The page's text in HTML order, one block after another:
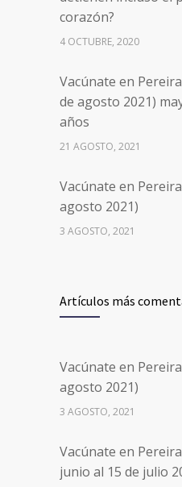
corazón?
4 OCTUBRE, 2020
Vacúnate en
de agosto 2021)
años
21 AGOSTO, 2021
Vacúnate en
agosto 2021)
3 AGOSTO, 2021
de agosto 2021)
años
Números de
de Atención para
Médicas en los 5
Clínica
Oncólogos del
Artículos más
Vacúnate en
agosto 2021)
3 AGOSTO, 2021
Vacúnate en
junio al 15 de julio